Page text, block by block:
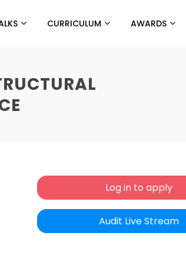
CURRICULUM AWARDS
Log in to apply
Audit Live Stream